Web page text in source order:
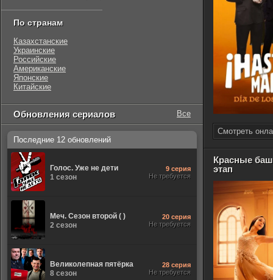
Смотреть
Красные
этап
По странам
Казахстанские
Украинские
Российские
Американские
Японские
Китайские
Обновления сериалов Все
Последние 12 обновлений
Голос. Уже не дети
1 сезон
9 серия
Не требуется
Меч. Сезон второй ( )
2 сезон
20 серия
Не требуется
Великолепная пятёрка
8 сезон
28 серия
Не требуется